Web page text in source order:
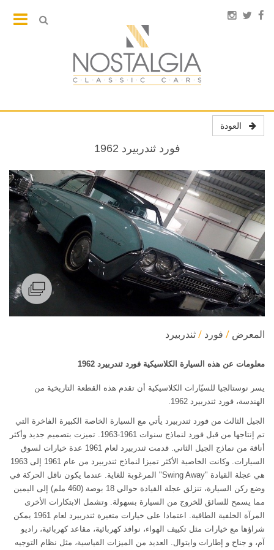
فورد ثندربيرد 1962
العودة
المعرض فورد ثندربيرد
معلومات عن هذه السيارة الكلاسيكية فورد ثندربيرد 1962
يسر نوستالجيا للسيّارات الكلاسيكية أن تقدم هذه القطعة التاريخية من
الهندسة، فورد ثندربيرد 1962.
الجيل الثالث من فورد ثندربيرد يأتي مع السيارة الخاصة الكبيرة الفاخرة التي
تم إنتاجها من قبل فورد لنماذج سنوات 1961-1963. تميزت بتصميم جديد وأكثر
أناقة من نماذج الجيل الثاني. قدمت ثندربيرد لعام 1961 عدة خيارات لسوق
السيارات. وكانت الخاصية الأكثر تميزا لنماذج ثندربيرد من عام 1961 إلى 1963
هي عجلة القيادة "Swing Away" المرغوبة للغاية. عندما يكون ناقل الحركة في
وضع ركن السيارة، تنزلق عجلة القيادة حوالي 18 بوصة (460 ملم) إلى اليمين
مما يسمح للسائق للخروج من السيارة بسهولة. وتشمل الابتكارات الأخرى
المرآة الخلفية الطافية. اعتمادا على خيارات متغيرة ثندربيرد لعام 1961 يمكن
شراؤها مع خيارات مثل تكييف الهواء، نوافذ كهربائية، مقاعد كهربائية، راديو
آم، و جناح و إطارات وايتوال. العديد من الميزات القياسية، مثل نظام التوجيه